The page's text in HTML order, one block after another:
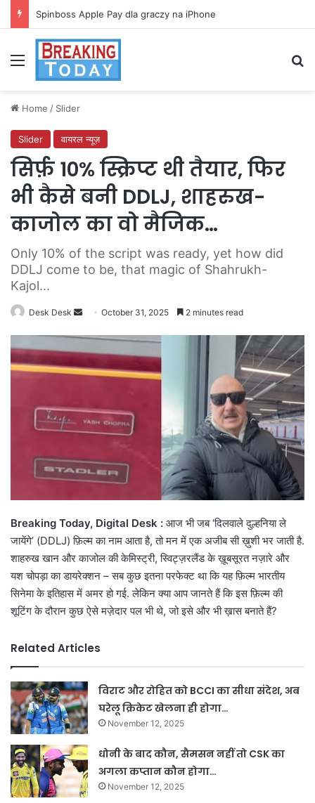
Spinboss Apple Pay dla graczy na iPhone
Menu
Home / Slider
Slider वायरल न्यूज़
सिर्फ़ 10% स्क्रिप्ट थी तैयार, फिर
भी कैसे बनी DDLJ, शाहरुख-
काजोल का वो मैजिक…
Only 10% of the script was ready, yet how did
DDLJ come to be, that magic of Shahrukh-
Kajol...
Desk Desk
SendOctober 31, 2025 2 minutes read
Breaking Today, Digital Desk : आज भी जब ‘दिलवाले दुल्हनिया ले
जायेंगे’ (DDLJ) फ़िल्म का नाम आता है, तो मन में एक अजीब सी ख़ुशी भर जाती है.
शाहरुख खान और काजोल की केमिस्ट्री, स्विट्ज़रलैंड के ख़ूबसूरत नज़ारे और
यश चोपड़ा का डायरेक्शन – सब कुछ इतना परफेक्ट था कि यह फ़िल्म भारतीय
सिनेमा के इतिहास में अमर हो गई. लेकिन क्या आप जानते हैं कि इस फ़िल्म की
शूटिंग के दौरान कुछ ऐसे मज़ेदार पल भी थे, जो इसे और भी ख़ास बनाते हैं?
Related Articles
विराट और रोहित को BCCI का सीधा संदेश, अब
घरेलू क्रिकेट खेलना ही होगा…
November 12, 2025
धोनी के बाद कौन, सैमसन नहीं तो CSK का
अगला कप्तान कौन होगा…
November 12, 2025